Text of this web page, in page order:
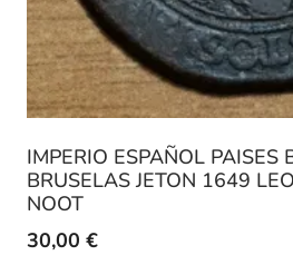
IMPERIO ESPAÑOL PAISES
BRUSELAS JETON 1649
NOOT
30,00 €